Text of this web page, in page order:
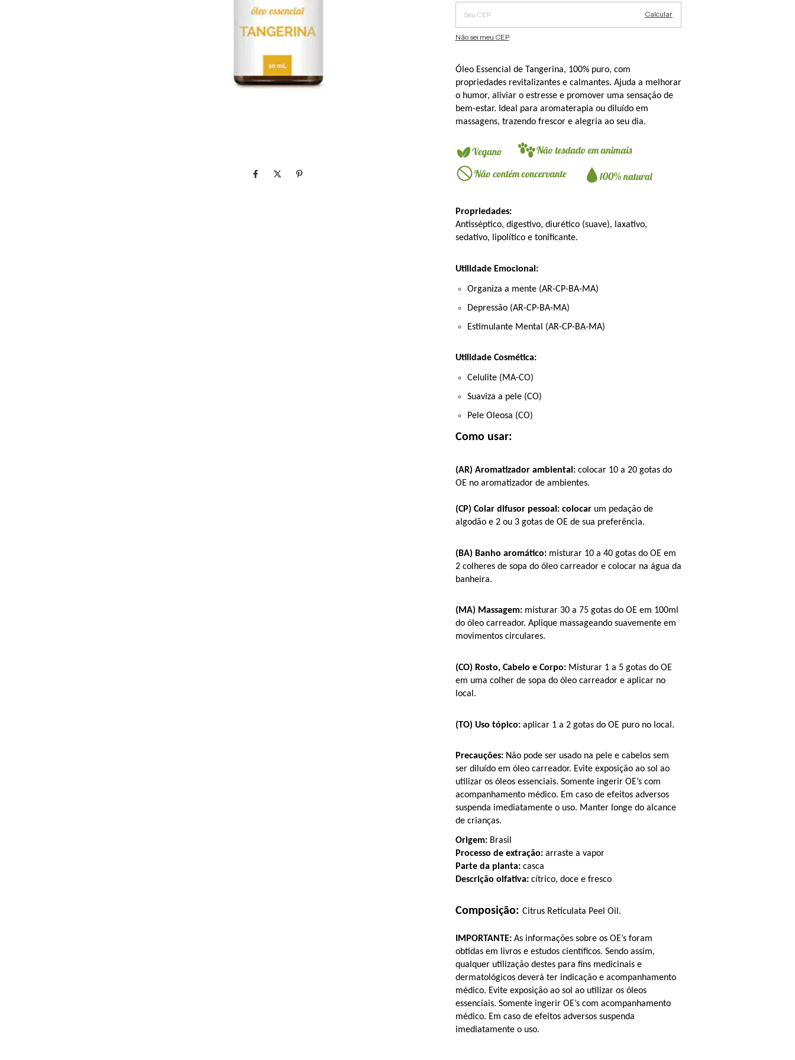
Calcular
Não sei meu CEP
Óleo Essencial de Tangerina, 100% puro, com
propriedades revitalizantes e calmantes. Ajuda a melhorar
o humor, aliviar o estresse e promover uma sensação de
bem-estar. Ideal para aromaterapia ou diluído em
massagens, trazendo frescor e alegria ao seu dia.
Propriedades:
Antisséptico, digestivo, diurético (suave), laxativo,
sedativo, lipolítico e tonificante.
Utilidade Emocional:
Organiza a mente (AR-CP-BA-MA)
Depressão (AR-CP-BA-MA)
Estimulante Mental (AR-CP-BA-MA)
Utilidade Cosmética:
Celulite (MA-CO)
Suaviza a pele (CO)
Pele Oleosa (CO)
Como usar:
(AR) Aromatizador ambiental: colocar 10 a 20 gotas do
OE no aromatizador de ambientes.
(CP) Colar difusor pessoal: colocar um pedação de
algodão e 2 ou 3 gotas de OE de sua preferência.
(BA) Banho aromático: misturar 10 a 40 gotas do OE em
2 colheres de sopa do óleo carreador e colocar na água da
banheira.
(MA) Massagem: misturar 30 a 75 gotas do OE em 100ml
do óleo carreador. Aplique massageando suavemente em
movimentos circulares.
(CO) Rosto, Cabelo e Corpo: Misturar 1 a 5 gotas do OE
em uma colher de sopa do óleo carreador e aplicar no
local.
(TO) Uso tópico: aplicar 1 a 2 gotas do OE puro no local.
Precauções: Não pode ser usado na pele e cabelos sem
ser diluído em óleo carreador. Evite exposição ao sol ao
utilizar os óleos essenciais. Somente ingerir OE’s com
acompanhamento médico. Em caso de efeitos adversos
suspenda imediatamente o uso. Manter longe do alcance
de crianças.
Origem: Brasil
Processo de extração: arraste a vapor
Parte da planta: casca
Descrição olfativa: cítrico, doce e fresco
Composição: Citrus Reticulata Peel Oil.
IMPORTANTE: As informações sobre os OE’s foram
obtidas em livros e estudos científicos. Sendo assim,
qualquer utilização destes para fins medicinais e
dermatológicos deverá ter indicação e acompanhamento
médico. Evite exposição ao sol ao utilizar os óleos
essenciais. Somente ingerir OE’s com acompanhamento
médico. Em caso de efeitos adversos suspenda
imediatamente o uso.